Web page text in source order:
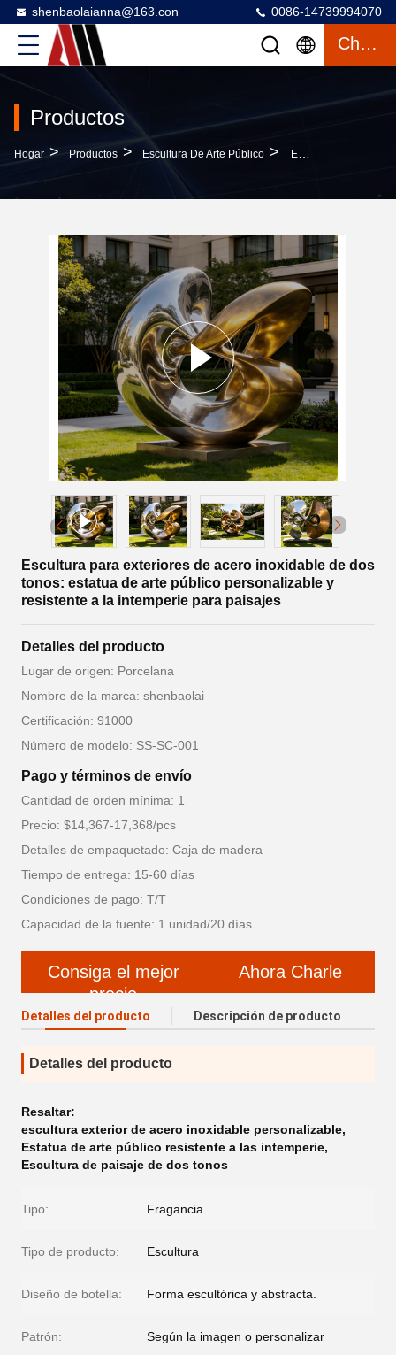
shenbaolaianna@163.con 0086-14739994070
Charlar
Productos
Hogar > Productos > Escultura De Arte Público > Escultura Para Exteriores De Acero Inoxidable De Dos Tonos: Estatua De Arte Público Personalizable Y Resistente A La Intemperie Para Paisajes
Escultura para exteriores de acero inoxidable de dos
tonos: estatua de arte público personalizable y
resistente a la intemperie para paisajes
Detalles del producto
Lugar de origen: Porcelana
Nombre de la marca: shenbaolai
Certificación: 91000
Número de modelo: SS-SC-001
Pago y términos de envío
Cantidad de orden mínima: 1
Precio: $14,367-17,368/pcs
Detalles de empaquetado: Caja de madera
Tiempo de entrega: 15-60 días
Condiciones de pago: T/T
Capacidad de la fuente: 1 unidad/20 días
Consiga el mejor
precio
Ahora Charle
Detalles del producto Descripción de producto
Detalles del producto
Resaltar:
escultura exterior de acero inoxidable personalizable,
Estatua de arte público resistente a las intemperie,
Escultura de paisaje de dos tonos
Tipo: Fragancia
Tipo de producto: Escultura
Diseño de botella: Forma escultórica y abstracta.
Patrón: Según la imagen o personalizar